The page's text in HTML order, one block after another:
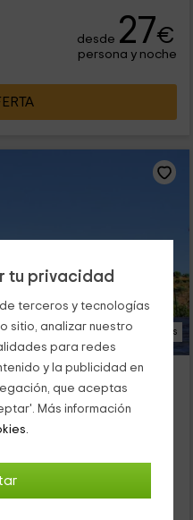
tu privacidad
terceros y tecnologías
sitio, analizar nuestro
para redes
y la publicidad en
que aceptas
Más información
desde 27€
persona y noche
9 Fotos
baños
dentro de la provincia de
de todas las